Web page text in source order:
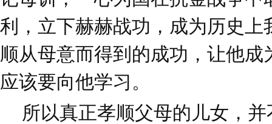
利，立下赫赫战功，成为历史上
顺从母意而得到的成功，让他
应该要向他学习。
所以真正孝顺父母的儿女，并